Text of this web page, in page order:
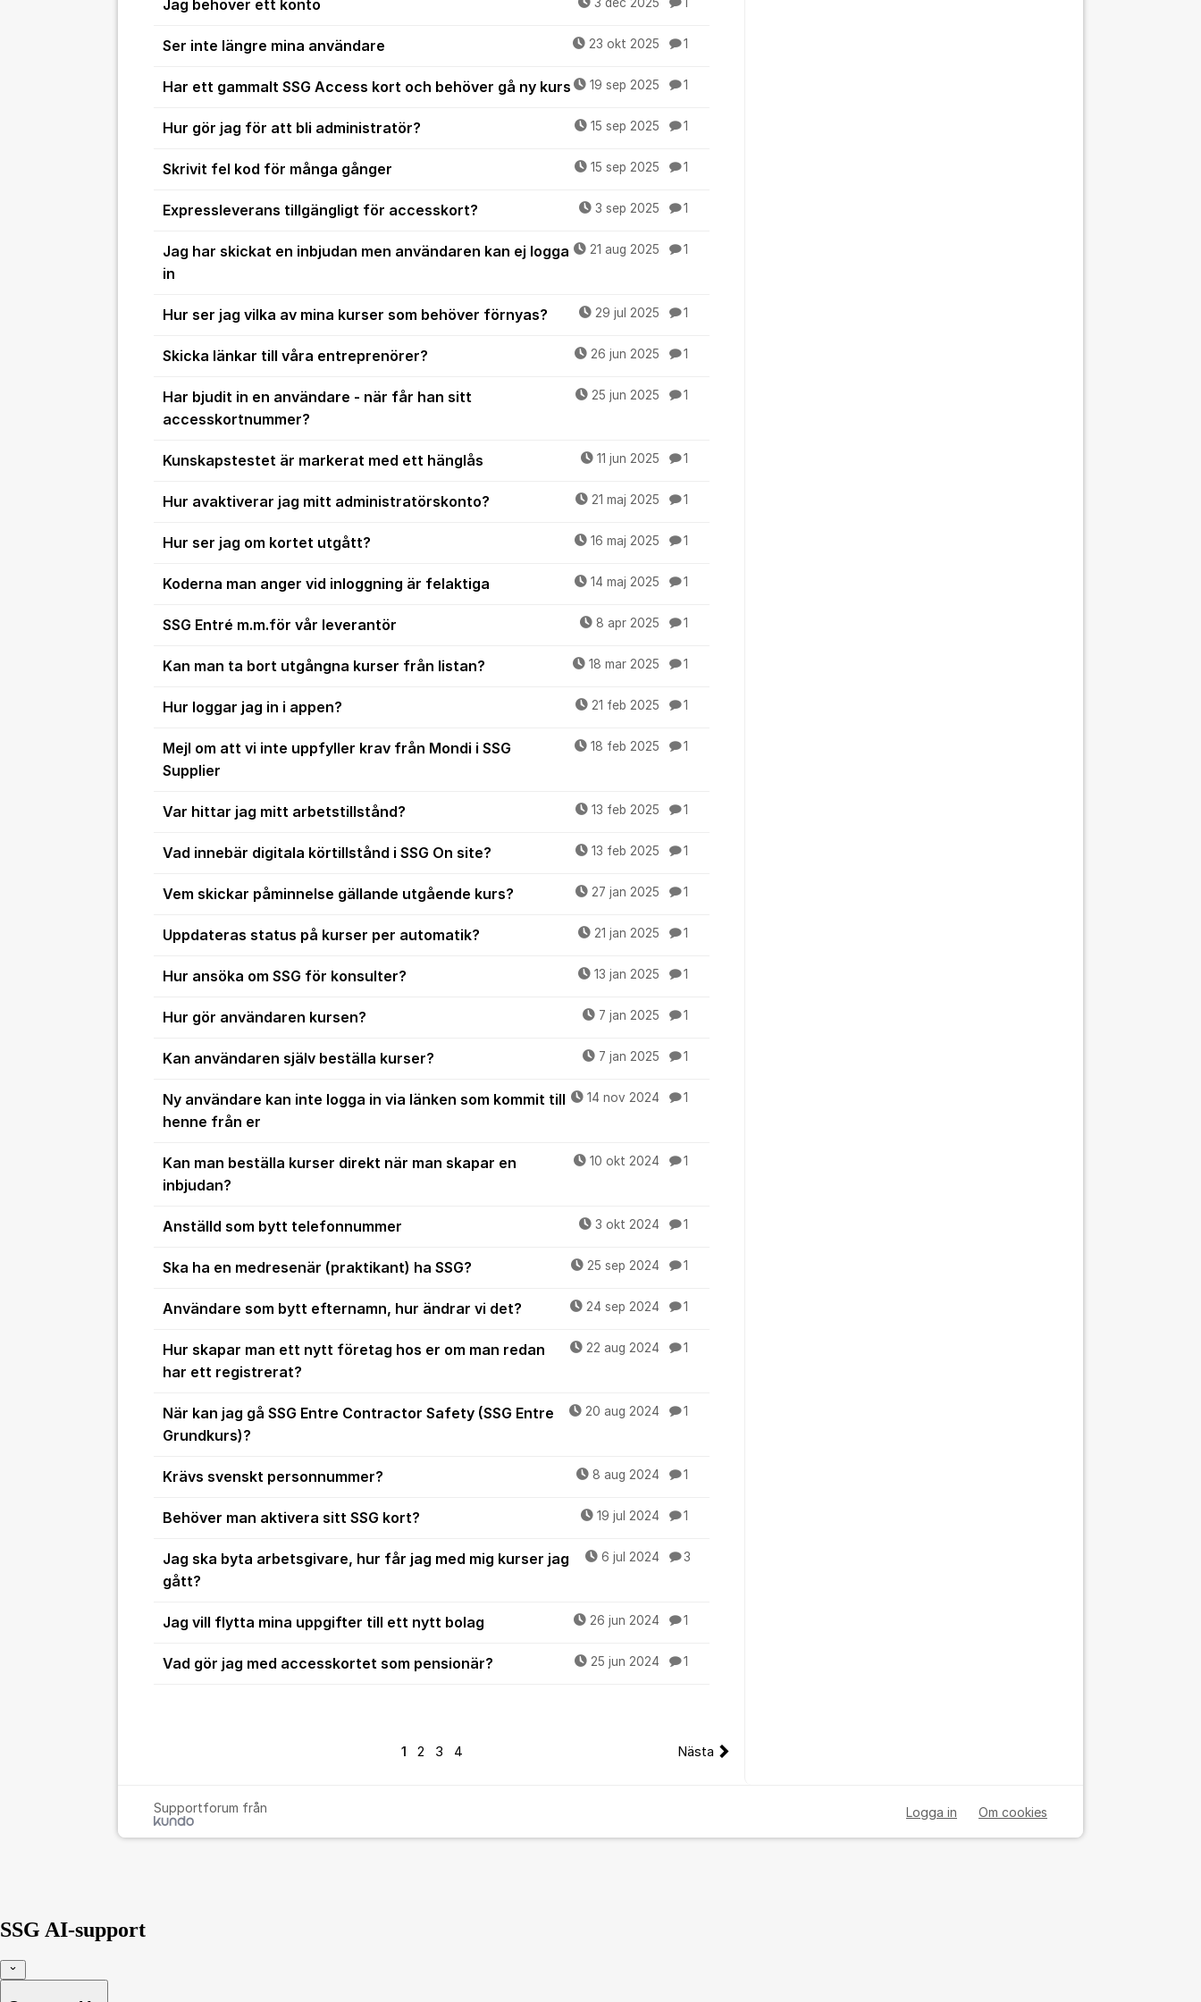
Jag behöver ett konto
Ser inte längre mina användare 23 okt 2025 1
Har ett gammalt SSG Access kort och behöver gå ny kurs 19 sep 2025 1
Hur gör jag för att bli administratör? 15 sep 2025 1
Skrivit fel kod för många gånger 15 sep 2025 1
Expressleverans tillgängligt för accesskort? 3 sep 2025 1
Jag har skickat en inbjudan men användaren kan ej logga
in
21 aug 2025 1
Hur ser jag vilka av mina kurser som behöver förnyas? 29 jul 2025 1
Skicka länkar till våra entreprenörer? 26 jun 2025 1
Har bjudit in en användare - när får han sitt
accesskortnummer?
25 jun 2025 1
Kunskapstestet är markerat med ett hänglås 11 jun 2025 1
Hur avaktiverar jag mitt administratörskonto? 21 maj 2025 1
Hur ser jag om kortet utgått? 16 maj 2025 1
Koderna man anger vid inloggning är felaktiga 14 maj 2025 1
SSG Entré m.m.för vår leverantör 8 apr 2025 1
Kan man ta bort utgångna kurser från listan? 18 mar 2025 1
Hur loggar jag in i appen? 21 feb 2025 1
Mejl om att vi inte uppfyller krav från Mondi i SSG
Supplier
18 feb 2025 1
Var hittar jag mitt arbetstillstånd? 13 feb 2025 1
Vad innebär digitala körtillstånd i SSG On site? 13 feb 2025 1
Vem skickar påminnelse gällande utgående kurs? 27 jan 2025 1
Uppdateras status på kurser per automatik? 21 jan 2025 1
Hur ansöka om SSG för konsulter? 13 jan 2025 1
Hur gör användaren kursen? 7 jan 2025 1
Kan användaren själv beställa kurser? 7 jan 2025 1
Ny användare kan inte logga in via länken som kommit till
henne från er
14 nov 2024 1
Kan man beställa kurser direkt när man skapar en
inbjudan?
10 okt 2024 1
Anställd som bytt telefonnummer 3 okt 2024 1
Ska ha en medresenär (praktikant) ha SSG? 25 sep 2024 1
Användare som bytt efternamn, hur ändrar vi det? 24 sep 2024 1
Hur skapar man ett nytt företag hos er om man redan
har ett registrerat?
22 aug 2024 1
När kan jag gå SSG Entre Contractor Safety (SSG Entre
Grundkurs)?
20 aug 2024 1
Krävs svenskt personnummer? 8 aug 2024 1
Behöver man aktivera sitt SSG kort? 19 jul 2024 1
Jag ska byta arbetsgivare, hur får jag med mig kurser jag
gått?
6 jul 2024 3
Jag vill flytta mina uppgifter till ett nytt bolag 26 jun 2024 1
Vad gör jag med accesskortet som pensionär? 25 jun 2024 1
1 2 3 4 Nästa
Supportforum från Logga in Om cookies